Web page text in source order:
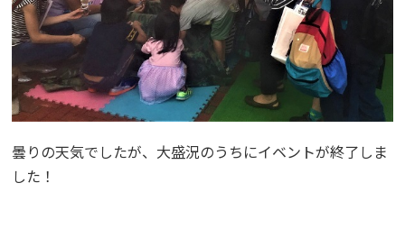
曇りの天気でしたが、大盛況のうちにイベントが終了しま
した！